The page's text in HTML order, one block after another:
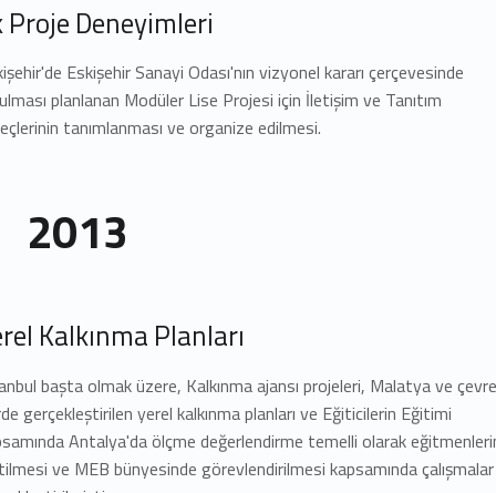
Proje Deneyimleri
Eskişehir Sanayi Odası'nın vizyonel kararı çerçevesinde
planlanan Modüler Lise Projesi için İletişim ve Tanıtım
tanımlanması ve organize edilmesi.
2013
Kalkınma Planları
başta olmak üzere, Kalkınma ajansı projeleri, Malatya ve
gerçekleştirilen yerel kalkınma planları ve Eğiticilerin Eğitimi
Antalya'da ölçme değerlendirme temelli olarak
ve MEB bünyesinde görevlendirilmesi kapsamında çalışmalar